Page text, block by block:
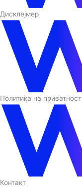
Дисклејмер
Политика на приватност
Контакт